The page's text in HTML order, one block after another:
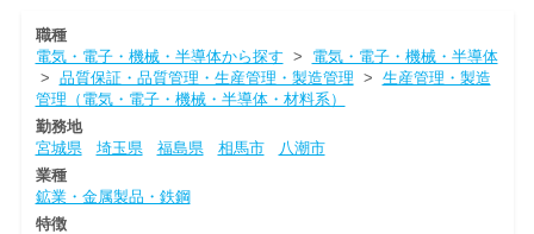
職種
電気・電子・機械・半導体から探す > 電気・電子・機械・半導体
> 品質保証・品質管理・生産管理・製造管理 > 生産管理・製造
管理（電気・電子・機械・半導体・材料系）
勤務地
宮城県
埼玉県 福島県 相馬市
八潮市
業種
鉱業・金属製品・鉄鋼
特徴